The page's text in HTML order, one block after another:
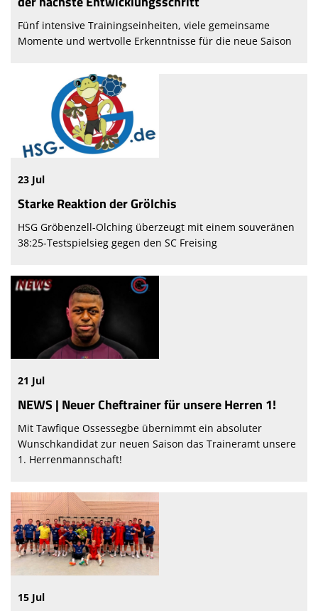
Fünf intensive Trainingseinheiten, viele gemeinsame
Momente und wertvolle Erkenntnisse für die neue Saison
23 Jul
Starke Reaktion der Grölchis
HSG Gröbenzell-Olching überzeugt mit einem souveränen
38:25-Testspielsieg gegen den SC Freising
21 Jul
NEWS | Neuer Cheftrainer für unsere Herren 1!
Mit Tawfique Ossessegbe übernimmt ein absoluter
Wunschkandidat zur neuen Saison das Traineramt unsere
1. Herrenmannschaft!
15 Jul